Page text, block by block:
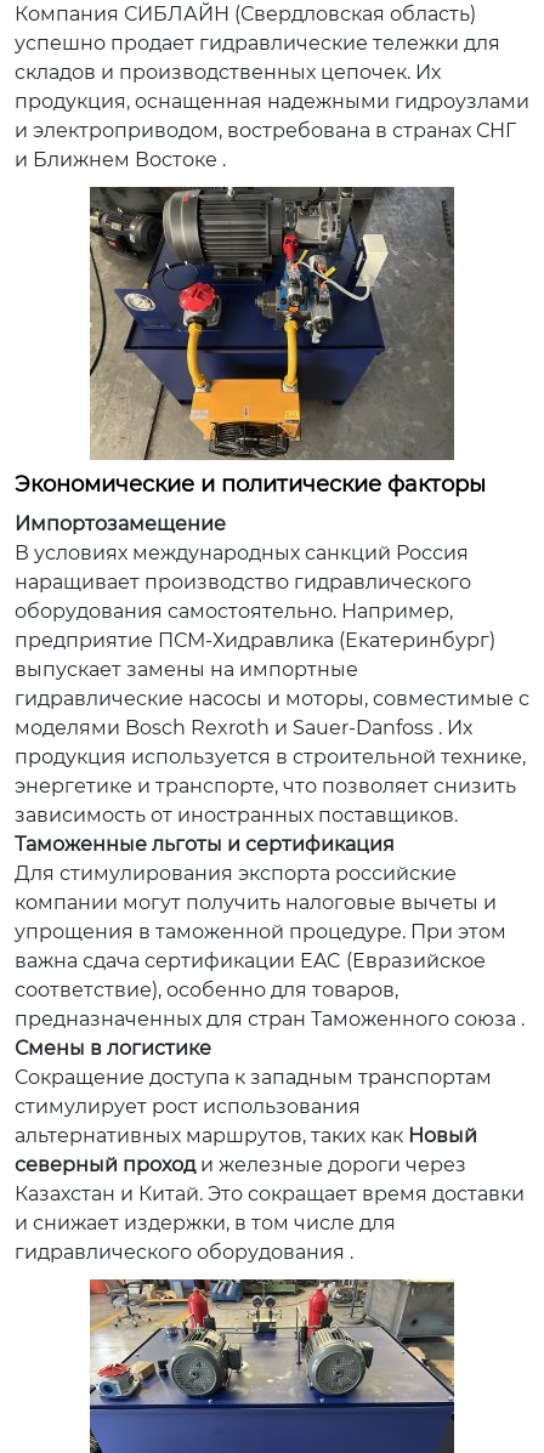
Компания СИБЛАЙН (Свердловская область)
успешно продает гидравлические тележки для
складов и производственных цепочек. Их
продукция, оснащенная надежными гидроузлами
и электроприводом, востребована в странах СНГ
и Ближнем Востоке .
Экономические и политические факторы
Импортозамещение
В условиях международных санкций Россия
наращивает производство гидравлического
оборудования самостоятельно. Например,
предприятие ПСМ-Хидравлика (Екатеринбург)
выпускает замены на импортные
гидравлические насосы и моторы, совместимые с
моделями Bosch Rexroth и Sauer-Danfoss . Их
продукция используется в строительной технике,
энергетике и транспорте, что позволяет снизить
зависимость от иностранных поставщиков.
Таможенные льготы и сертификация
Для стимулирования экспорта российские
компании могут получить налоговые вычеты и
упрощения в таможенной процедуре. При этом
важна сдача сертификации EAC (Евразийское
соответствие), особенно для товаров,
предназначенных для стран Таможенного союза .
Смены в логистике
Сокращение доступа к западным транспортам
стимулирует рост использования
альтернативных маршрутов, таких как Новый
северный проходи железные дороги через
Казахстан и Китай. Это сокращает время доставки
и снижает издержки, в том числе для
гидравлического оборудования .